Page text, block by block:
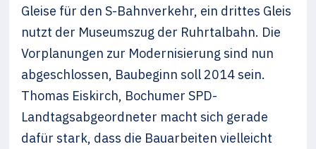
Gleise für den S-Bahnverkehr, ein drittes Gleis
nutzt der Museumszug der Ruhrtalbahn. Die
Vorplanungen zur Modernisierung sind nun
abgeschlossen, Baubeginn soll 2014 sein.
Thomas Eiskirch, Bochumer SPD-
Landtagsabgeordneter macht sich gerade
dafür stark, dass die Bauarbeiten vielleicht